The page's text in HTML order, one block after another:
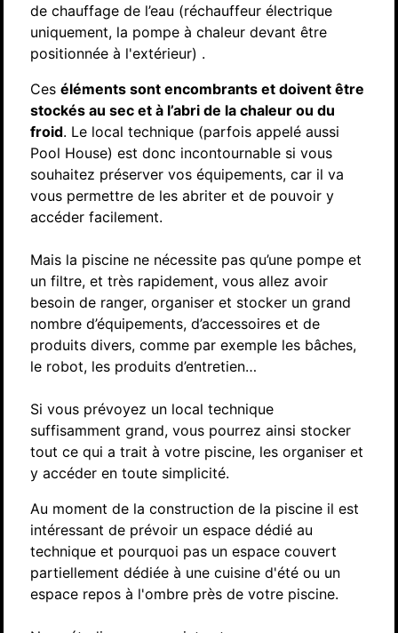
de chauffage de l’eau (réchauffeur électrique
uniquement, la pompe à chaleur devant être
positionnée à l'extérieur) .
Ces éléments sont encombrants et doivent être
stockés au sec et à l’abri de la chaleur ou du
froid. Le local technique (parfois appelé aussi
Pool House) est donc incontournable si vous
souhaitez préserver vos équipements, car il va
vous permettre de les abriter et de pouvoir y
accéder facilement.
Mais la piscine ne nécessite pas qu’une pompe et
un filtre, et très rapidement, vous allez avoir
besoin de ranger, organiser et stocker un grand
nombre d’équipements, d’accessoires et de
produits divers, comme par exemple les bâches,
le robot, les produits d’entretien…
Si vous prévoyez un local technique
suffisamment grand, vous pourrez ainsi stocker
tout ce qui a trait à votre piscine, les organiser et
y accéder en toute simplicité.
Au moment de la construction de la piscine il est
intéressant de prévoir un espace dédié au
technique et pourquoi pas un espace couvert
partiellement dédiée à une cuisine d'été ou un
espace repos à l'ombre près de votre piscine.